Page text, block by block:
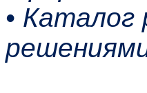
• Каталог